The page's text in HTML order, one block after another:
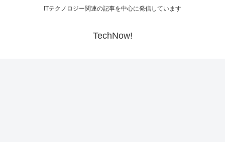
ITテクノロジー関連の記事を中心に発信しています
TechNow!